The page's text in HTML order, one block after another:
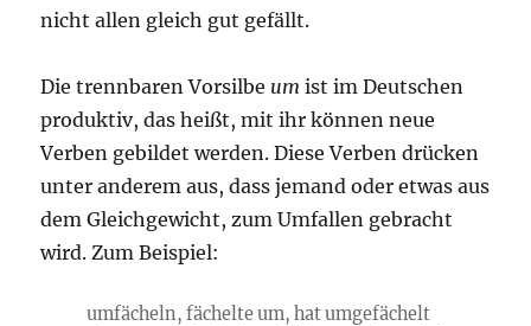
nicht allen gleich gut gefällt.
Die trennbaren Vorsilbe um ist im Deutschen
produktiv, das heißt, mit ihr können neue
Verben gebildet werden. Diese Verben drücken
unter anderem aus, dass jemand oder etwas aus
dem Gleichgewicht, zum Umfallen gebracht
wird. Zum Beispiel:
umfächeln, fächelte um, hat umgefächelt